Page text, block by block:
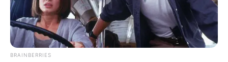
BRAINBERRIES